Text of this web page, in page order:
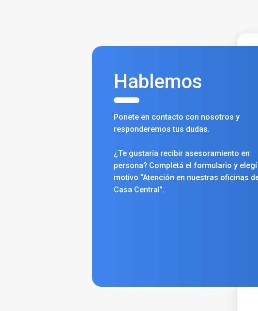
Hablemos
Ponete en contacto con nosotros y
responderemos tus dudas.
¿Te gustaría recibir asesoramiento en
persona? Completá el formulario y elegí
motivo “Atención en nuestras oficinas
Casa Central”.